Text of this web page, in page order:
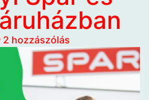
2 hozzászólás